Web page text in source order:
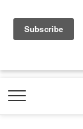
a
e
b
o
o
t
b
.
o
e